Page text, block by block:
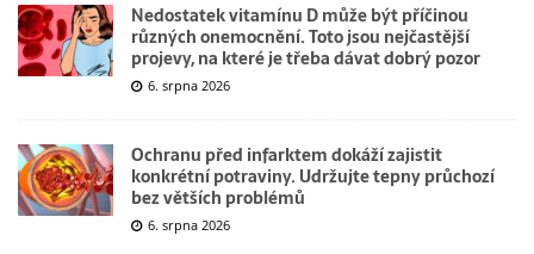
Nedostatek vitamínu D může být příčinou
různých onemocnění. Toto jsou nejčastější
projevy, na které je třeba dávat dobrý pozor
6. srpna 2026
Ochranu před infarktem dokáží zajistit
konkrétní potraviny. Udržujte tepny průchozí
bez větších problémů
6. srpna 2026